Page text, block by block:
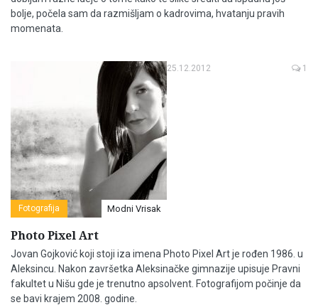
bolje, počela sam da razmišljam o kadrovima, hvatanju pravih
momenata.
Fotografija Modni Vrisak
25.12.2012 1
Photo Pixel Art
Jovan Gojković koji stoji iza imena Photo Pixel Art je rođen 1986. u
Aleksincu. Nakon završetka Aleksinačke gimnazije upisuje Pravni
fakultet u Nišu gde je trenutno apsolvent. Fotografijom počinje da
se bavi krajem 2008. godine.